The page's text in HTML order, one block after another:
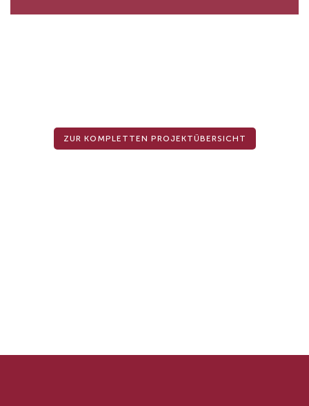
ZUR KOMPLETTEN PROJEKTÜBERSICHT